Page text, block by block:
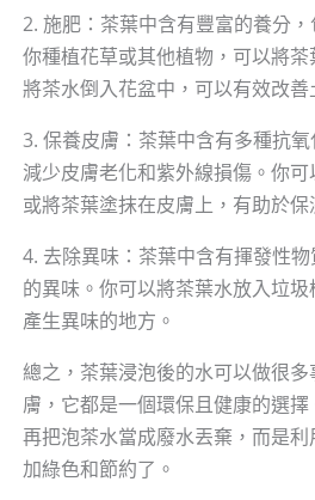
2. 施肥：茶葉中含有豐富的養分
你種植花草或其他植物，可以將
將茶水倒入花盆中，可以有效改善
3. 保養皮膚：茶葉中含有多種抗
減少皮膚老化和紫外線損傷。你可
或將茶葉塗抹在皮膚上，有助於保
4. 去除異味：茶葉中含有揮發性
的異味。你可以將茶葉水放入垃
產生異味的地方。
總之，茶葉浸泡後的水可以做很
膚，它都是一個環保且健康的選
再把泡茶水當成廢水丟棄，而是
加綠色和節約了。